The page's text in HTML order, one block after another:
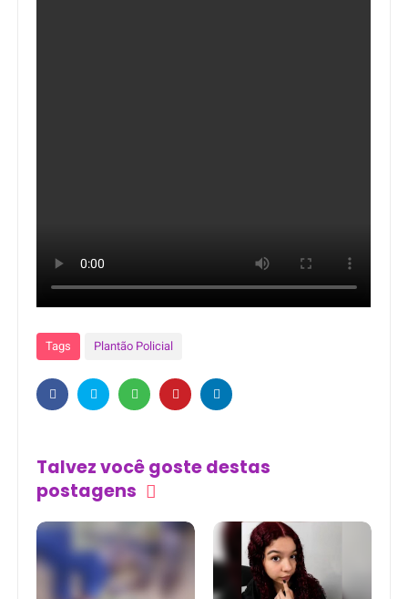
Tags Plantão Policial
Talvez você goste destas
postagens